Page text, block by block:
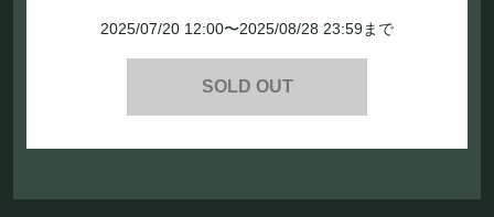
2025/07/20 12:00〜2025/08/28 23:59まで
SOLD OUT